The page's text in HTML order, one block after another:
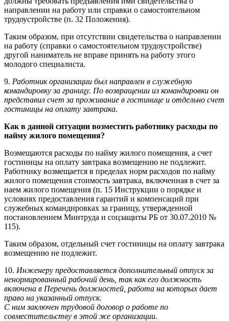
направлении на работу или справки о самостоятельном
трудоустройстве (п. 32 Положения).
Таким образом, при отсутствии свидетельства о направлении
на работу (справки о самостоятельном трудоустройстве)
другой наниматель не вправе принять на работу этого
молодого специалиста.
9. Работник организации был направлен в служебную
командировку за границу. По возвращении из командировки он
представил счет за проживание в гостинице и отдельно счет
гостиницы на оплату завтрака.
Как в данной ситуации возместить работнику расходы по
найму жилого помещения?
Возмещаются расходы по найму жилого помещения, а счет
гостиницы на оплату завтрака возмещению не подлежит.
Работнику возмещается в пределах норм расходов по найму
жилого помещения стоимость завтрака, включенная в счет за
наем жилого помещения (п. 15 Инструкции о порядке и
условиях предоставления гарантий и компенсаций при
служебных командировках за границу, утвержденной
постановлением Минтруда и соцзащиты РБ от 30.07.2010 №
115).
Таким образом, отдельный счет гостиницы на оплату завтрака
возмещению не подлежит.
10. Инженеру предоставляется дополнительный отпуск за
ненормированный рабочий день, так как его должность
включена в Перечень должностей, работа на которых дает
право на указанный отпуск.
С ним заключен трудовой договор о работе по
совместительству в этой же организации.